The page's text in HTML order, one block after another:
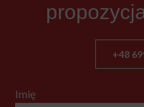
+48
Imię